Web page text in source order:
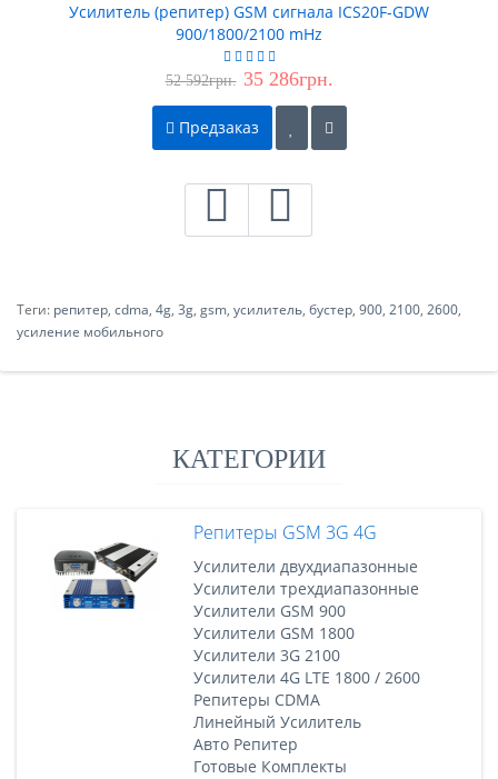
Усилитель (репитер) GSM сигнала ICS20F-GDW
900/1800/2100 mHz
52 592грн. 35 286грн.
Предзаказ
Теги: репитер, cdma, 4g, 3g, gsm, усилитель, бустер, 900, 2100, 2600,
усиление мобильного
КАТЕГОРИИ
Репитеры GSM 3G 4G
Усилители двухдиапазонные
Усилители трехдиапазонные
Усилители GSM 900
Усилители GSM 1800
Усилители 3G 2100
Усилители 4G LTE 1800 / 2600
Репитеры CDMA
Линейный Усилитель
Авто Репитер
Готовые Комплекты